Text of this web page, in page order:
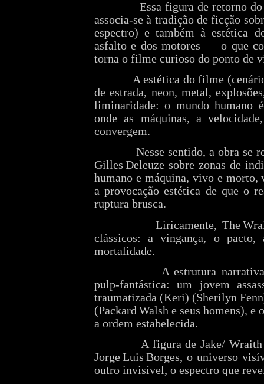
Essa figura de retorno
associa‑se à tradição de ficção
espectro) e também à estética
asfalto e dos motores — o que
torna o filme curioso do ponto de
A estética do filme
de estrada, neon, metal,
liminaridade: o mundo humano
onde as máquinas, a
convergem.
Nesse sentido, a obra se
Gilles Deleuze sobre zonas de
humano e máquina, vivo e
a provocação estética de que o
ruptura brusca.
Liricamente, The
clássicos: a vingança, o
mortalidade.
A estrutura
pulp‑fantástica: um jovem
traumatizada (Keri) (Sherilyn
(Packard Walsh e seus homens),
a ordem estabelecida.
A figura de Jake/
Jorge Luis Borges, o universo
outro invisível, o espectro que